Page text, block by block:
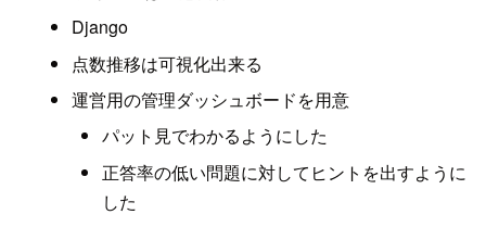
Django
点数推移は可視化出来る
運営用の管理ダッシュボードを用意
パット見でわかるようにした
正答率の低い問題に対してヒントを出すように
した